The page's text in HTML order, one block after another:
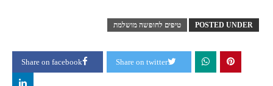
POSTED UNDER טיפים לחופשה מושלמת
Share on facebook Share on twitter